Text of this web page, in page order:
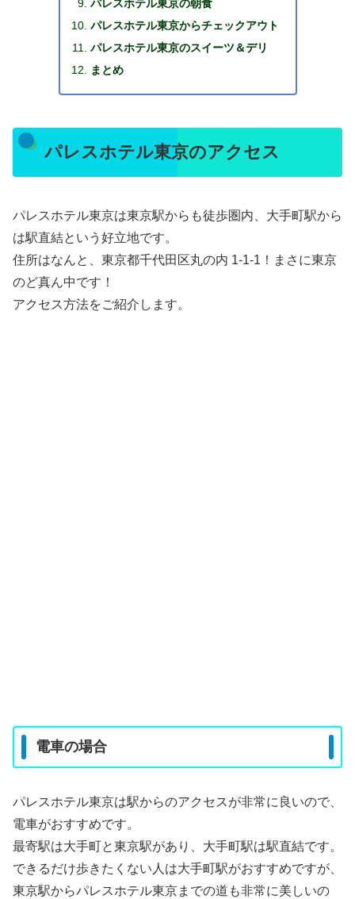
パレスホテル東京の朝食
パレスホテル東京からチェックアウト
パレスホテル東京のスイーツ＆デリ
まとめ
パレスホテル東京のアクセス
パレスホテル東京は東京駅からも徒歩圏内、大手町駅から
は駅直結という好立地です。
住所はなんと、東京都千代田区丸の内 1-1-1！まさに東京
のど真ん中です！
アクセス方法をご紹介します。
電車の場合
パレスホテル東京は駅からのアクセスが非常に良いので、
電車がおすすめです。
最寄駅は大手町と東京駅があり、大手町駅は駅直結です。
できるだけ歩きたくない人は大手町駅がおすすめですが、
東京駅からパレスホテル東京までの道も非常に美しいの